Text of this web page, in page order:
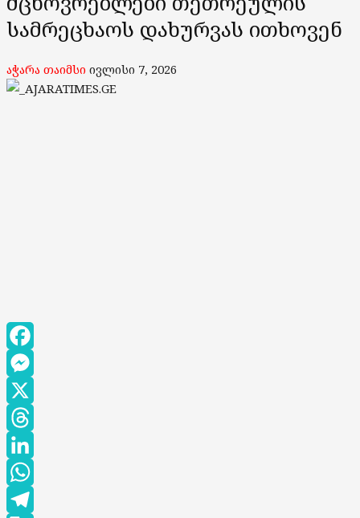
სამრეცხაოს დახურვას ითხოვენ
აჭარა თაიმსი ივლისი 7, 2026
Facebook
Messenger
X
Threads
LinkedIn
WhatsApp